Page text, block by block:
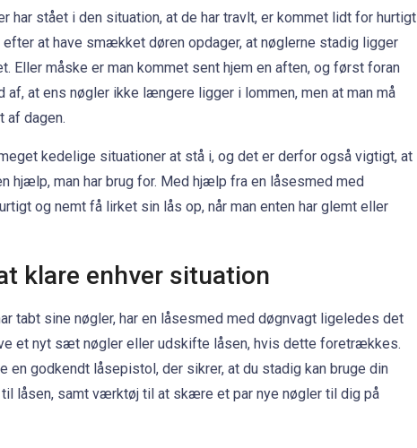
har stået i den situation, at de har travlt, er kommet lidt for hurtigt
at have smækket døren opdager, at nøglerne stadig ligger
Eller måske er man kommet sent hjem en aften, og først foran
af, at ens nøgler ikke længere ligger i lommen, men at man må
af dagen.
kedelige situationer at stå i, og det er derfor også vigtigt, at
hjælp, man har brug for. Med hjælp fra en låsesmed med
og nemt få lirket sin lås op, når man enten har glemt eller
klare enhver situation
tabt sine nøgler, har en låsesmed med døgnvagt ligeledes det
et nyt sæt nøgler eller udskifte låsen, hvis dette foretrækkes.
en godkendt låsepistol, der sikrer, at du stadig kan bruge din
låsen, samt værktøj til at skære et par nye nøgler til dig på